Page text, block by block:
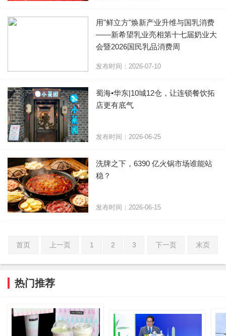
用"鲜立方"焕新产业升维与国乳消费
——新希望乳业亮相第十七届奶业大
会暨2026国民乳品消费周
发布时间：2026-07-10
蜀海•华东|10城12仓，让连锁餐饮拓
店更有底气
发布时间：2026-06-25
洗牌之下，6390 亿火锅市场谁能站
稳？
发布时间：2026-06-15
首页 上一页 1 2 3 下一页 末页
热门推荐